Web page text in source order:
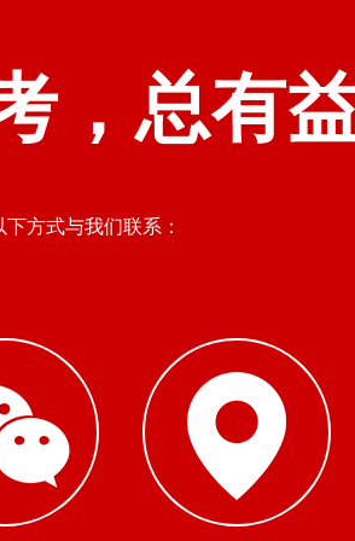
，总有
方式与我们联系：